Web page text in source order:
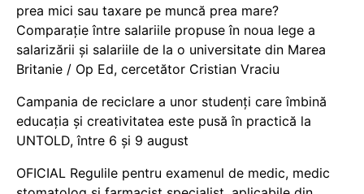
prea mici sau taxare pe muncă prea mare?
Comparație între salariile propuse în noua lege a
salarizării și salariile de la o universitate din Marea
Britanie / Op Ed, cercetător Cristian Vraciu
Campania de reciclare a unor studenți care îmbină
educația și creativitatea este pusă în practică la
UNTOLD, între 6 și 9 august
OFICIAL Regulile pentru examenul de medic, medic